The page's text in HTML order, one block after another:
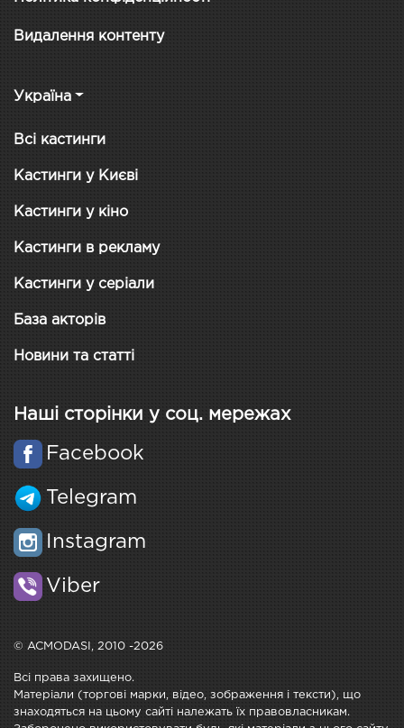
Видалення контенту
Україна
Всі кастинги
Кастинги у Києві
Кастинги у кіно
Кастинги в рекламу
Кастинги у серіали
База акторів
Новини та статті
Наші сторінки у соц. мережах
Facebook
Telegram
Instagram
Viber
© ACMODASI, 2010 -2026
Всі права захищено.
Матеріали (торгові марки, відео, зображення і тексти), що
знаходяться на цьому сайті належать їх правовласникам.